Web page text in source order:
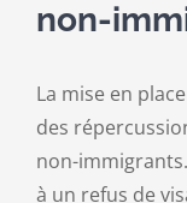
non-
La mise en
des
non-
à un refus de